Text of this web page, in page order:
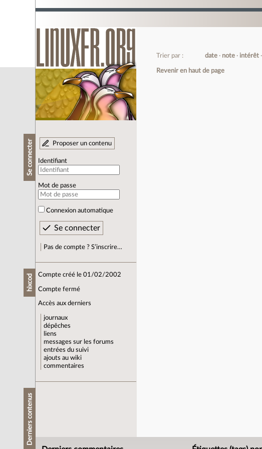
Se connecter Proposer un contenu
Identifiant
Mot de passe
Connexion automatique
Pas de compte ? S’inscrire…
hixcod Compte créé le 01/02/2002
Compte fermé
Accès aux derniers
journaux
dépêches
liens
messages sur les forums
entrées du suivi
ajouts au wiki
commentaires
Derniers contenus
Trier par : date note intérêt
Revenir en haut de page